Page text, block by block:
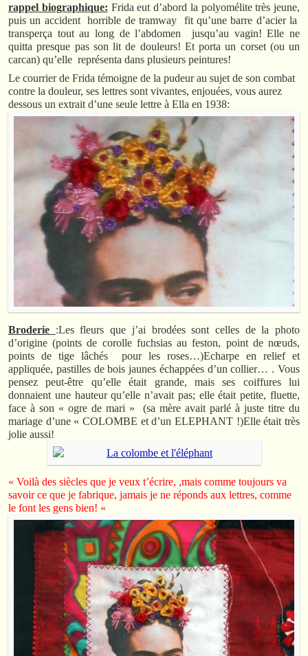
rappel biographique: Frida eut d’abord la polyomélite très jeune,
puis un accident horrible de tramway fit qu’une barre d’acier la
transperça tout au long de l’abdomen jusqu’au vagin! Elle ne
quitta presque pas son lit de douleurs! Et porta un corset (ou un
carcan) qu’elle représenta dans plusieurs peintures!
Le courrier de Frida témoigne de la pudeur au sujet de son combat
contre la douleur, ses lettres sont vivantes, enjouées, vous aurez
dessous un extrait d’une seule lettre à Ella en 1938:
Broderie :Les fleurs que j’ai brodées sont celles de la photo
d’origine (points de corolle fuchsias au feston, point de nœuds,
points de tige lâchés pour les roses…)Echarpe en relief et
appliquée, pastilles de bois jaunes échappées d’un collier… . Vous
pensez peut-être qu’elle était grande, mais ses coiffures lui
donnaient une hauteur qu’elle n’avait pas; elle était petite, fluette,
face à son « ogre de mari » (sa mère avait parlé à juste titre du
mariage d’une « COLOMBE et d’un ELEPHANT !)Elle était très
jolie aussi!
« Voilà des siècles que je veux t’écrire, ,mais comme toujours va
savoir ce que je fabrique, jamais je ne réponds aux lettres, comme
le font les gens bien! «